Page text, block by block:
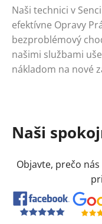
Naši technici v
efektívne Opravy
bezproblémový
našimi službami
nákladom na nové
Naši
Objavte, prečo